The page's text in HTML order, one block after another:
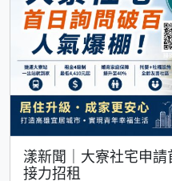
漾新聞｜大寮社宅申
接力招租